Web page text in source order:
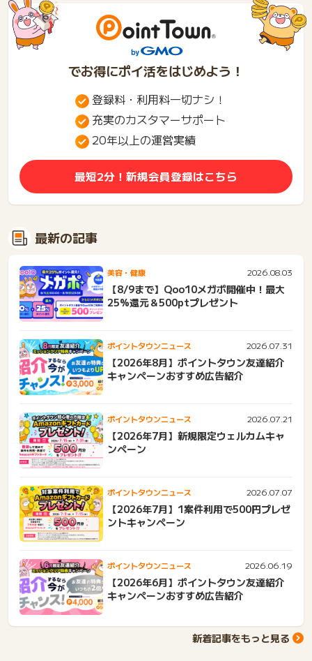
でお得にポイ活をはじめよう！
登録料・利用料一切ナシ！
充実のカスタマーサポート
20年以上の運営実績
最短2分！新規会員登録はこちら
最新の記事
美容・健康 2026.08.03
【8/9まで】Qoo10メガポ開催中！最大
25%還元＆500ptプレゼント
ポイントタウンニュース 2026.07.31
【2026年8月】ポイントタウン友達紹介
キャンペーンおすすめ広告紹介
ポイントタウンニュース 2026.07.21
【2026年7月】新規限定ウェルカムキャ
ンペーン
ポイントタウンニュース 2026.07.07
【2026年7月】1案件利用で500円プレゼ
ントキャンペーン
ポイントタウンニュース 2026.06.19
【2026年6月】ポイントタウン友達紹介
キャンペーンおすすめ広告紹介
新着記事をもっと見る